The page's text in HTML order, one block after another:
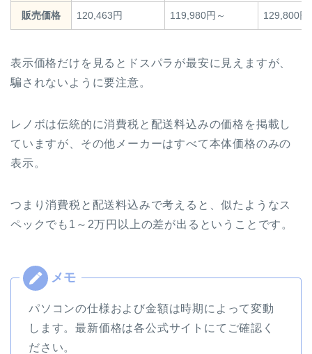
販売価格 120,463円 119,980円～ 129,800円
表示価格だけを見るとドスパラが最安に見えますが、
騙されないように要注意。
レノボは伝統的に消費税と配送料込みの価格を掲載し
ていますが、その他メーカーはすべて本体価格のみの
表示。
つまり消費税と配送料込みで考えると、似たようなス
ペックでも1～2万円以上の差が出るということです。
パソコンの仕様および金額は時期によって変動
します。最新価格は各公式サイトにてご確認く
ださい。